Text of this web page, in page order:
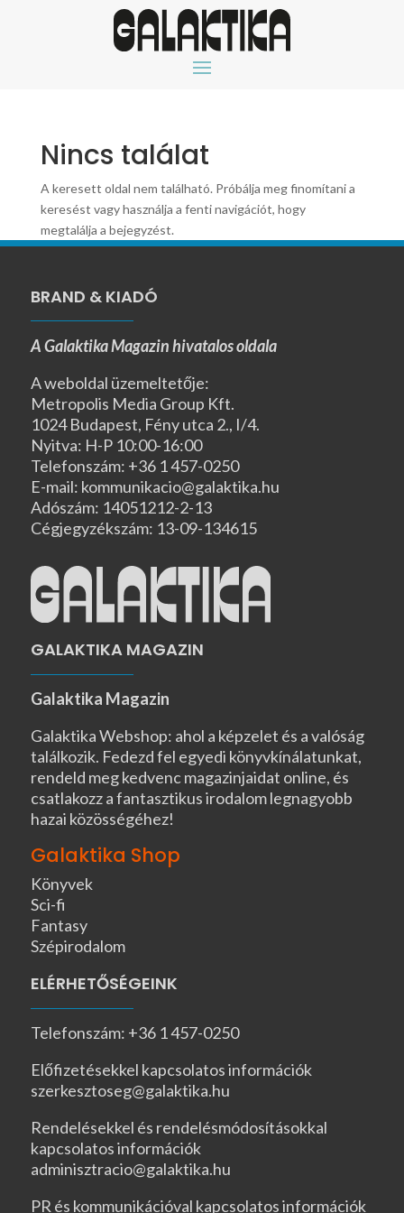
Nincs találat
A keresett oldal nem található. Próbálja meg finomítani a
keresést vagy használja a fenti navigációt, hogy
megtalálja a bejegyzést.
BRAND & KIADÓ
A Galaktika Magazin hivatalos oldala
A weboldal üzemeltetője:
Metropolis Media Group Kft.
1024 Budapest, Fény utca 2., I/4.
Nyitva: H-P 10:00-16:00
Telefonszám: +36 1 457-0250
E-mail: kommunikacio@galaktika.hu
Adószám: 14051212-2-13
Cégjegyzékszám: 13-09-134615
GALAKTIKA MAGAZIN
Galaktika Magazin
Galaktika Webshop: ahol a képzelet és a valóság
találkozik. Fedezd fel egyedi könyvkínálatunkat,
rendeld meg kedvenc magazinjaidat online, és
csatlakozz a fantasztikus irodalom legnagyobb
hazai közösségéhez!
Galaktika Shop
Könyvek
Sci-fi
Fantasy
Szépirodalom
ELÉRHETŐSÉGEINK
Telefonszám: +36 1 457-0250
Előfizetésekkel kapcsolatos információk
szerkesztoseg@galaktika.hu
Rendelésekkel és rendelésmódosításokkal
kapcsolatos információk
adminisztracio@galaktika.hu
PR és kommunikációval kapcsolatos információk